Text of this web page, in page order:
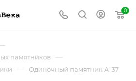
0
памятников —
— Одиночный памятник А-37